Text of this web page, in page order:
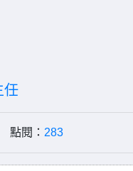
任
點閱： 283